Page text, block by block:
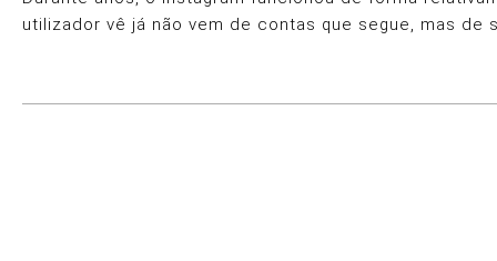
utilizador vê já não vem de contas que segue, mas de